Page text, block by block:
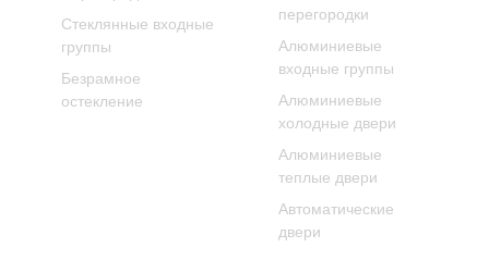
Стеклянные входные
группы
Безрамное
остекление
перегородки
Алюминиевые
входные группы
Алюминиевые
холодные двери
Алюминиевые
теплые двери
Автоматические
двери